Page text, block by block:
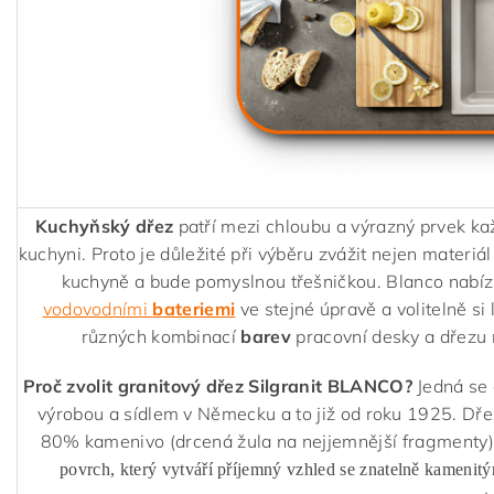
Kuchyňský dřez patří mezi chloubu a výrazný prvek
kuchyni. Proto je důležité při výběru zvážit nejen
kuchyně a bude pomyslnou třešničkou. Blanco
vodovodními bateriemi ve stejné úpravě a volitelně
různých kombinací barev pracovní desky a dřezu
Proč zvolit granitový dřez Silgranit BLANCO? Jedná
výrobou a sídlem v Německu a to již od roku 1925.
80% kamenivo (drcená žula na nejjemnější
povrch, který vytváří příjemný vzhled se znatelně